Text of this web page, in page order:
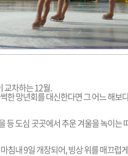
교차하는 12월.
망년회를 대신한다면 그 어느 해보
도심 곳곳에서 추운 겨울을 녹이는
침내 9일 개장되어, 빙상 위를 매끄럽